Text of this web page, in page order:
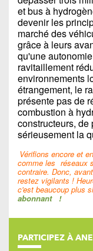
et bus à
devenir les
marché des
grâce à leurs
qu'une
ravitaillement
environnements
étrangement, le
présente pas de
combustion à
constructeurs,
sérieusement la
Vérifions encore et
comme les réseaux
contraire. Donc,
restez vigilants !
c'est beaucoup plus
abonnant !
PARTICIPEZ À